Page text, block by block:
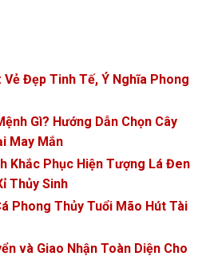
Đẹp Tinh Tế, Ý Nghĩa Phong
Gì? Hướng Dẫn Chọn Cây
May Mắn
Khắc Phục Hiện Tượng Lá Đen
Thủy Sinh
Phong Thủy Tuổi Mão Hút Tài
và Giao Nhận Toàn Diện Cho